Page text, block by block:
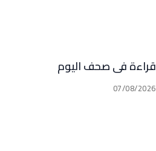
قراءة في صحف اليوم
07/08/2026